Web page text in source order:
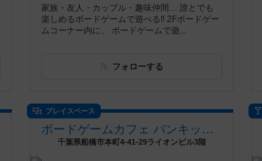
家族・友人・カップル・趣味仲間… 誰とでも
楽しめるボードゲームで遊べる‼️ 2Fボードゲー
ムコーナー内に、 ボードゲームで遊...
フォローする
プレイスペース
ボードゲームカフェ バンキッシュ 船橋店（BoardGameCafeVANQUiSH FUNABASHI）
千葉県船橋市本町4-41-29ライオンビル3階